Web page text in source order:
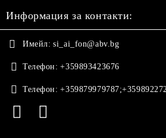
Информация за контакти:
Имейл: si_ai_fon@abv.bg
Телефон: +359893423676
Телефон: